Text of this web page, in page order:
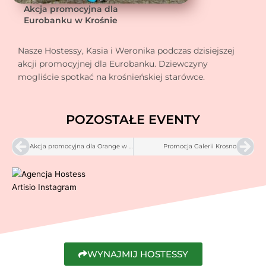
Akcja promocyjna dla
Eurobanku w Krośnie
Nasze Hostessy, Kasia i Weronika podczas dzisiejszej
akcji promocyjnej dla Eurobanku. Dziewczyny
mogliście spotkać na krośnieńskiej starówce.
POZOSTAŁE EVENTY
Prev Akcja promocyjna dla Orange w Krośnie Promocja Galerii Krosno
WYNAJMIJ HOSTESSY